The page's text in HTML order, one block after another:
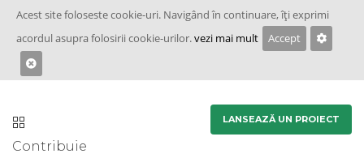
Acest site foloseste cookie-uri. Navigând în continuare, îţi exprimi
acordul asupra folosirii cookie-urilor.vezi mai mult Accept
Contribuie
LANSEAZĂ UN PROIECT